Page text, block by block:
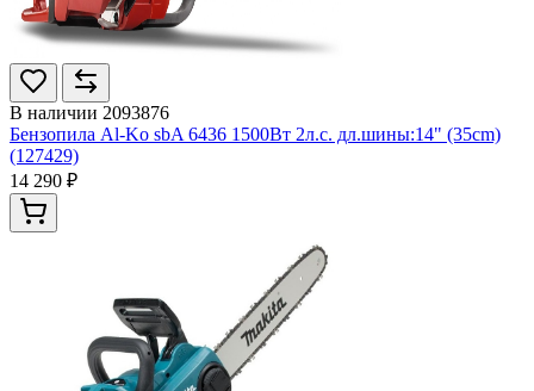
В наличии 2093876
Бензопила Al-Ko sbA 6436 1500Вт 2л.с. дл.шины:14" (35cm)
(127429)
14 290 ₽